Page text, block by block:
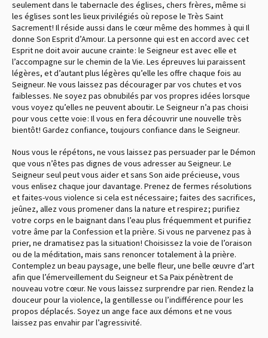
seulement dans le tabernacle des églises, chers frères, même si
les églises sont les lieux privilégiés où repose le Très Saint
Sacrement ! Il réside aussi dans le cœur même des hommes à qui Il
donne Son Esprit d’Amour. La personne qui est en accord avec cet
Esprit ne doit avoir aucune crainte : le Seigneur est avec elle et
l’accompagne sur le chemin de la Vie. Les épreuves lui paraissent
légères, et d’autant plus légères qu’elle les offre chaque fois au
Seigneur. Ne vous laissez pas décourager par vos chutes et vos
faiblesses. Ne soyez pas obnubilés par vos propres idées lorsque
vous voyez qu’elles ne peuvent aboutir. Le Seigneur n’a pas choisi
pour vous cette voie : Il vous en fera découvrir une nouvelle très
bientôt ! Gardez confiance, toujours confiance dans le Seigneur.
Nous vous le répétons, ne vous laissez pas persuader par le Démon
que vous n’êtes pas dignes de vous adresser au Seigneur. Le
Seigneur seul peut vous aider et sans Son aide précieuse, vous
vous enlisez chaque jour davantage. Prenez de fermes résolutions
et faites-vous violence si cela est nécessaire ; faites des sacrifices,
jeûnez, allez vous promener dans la nature et respirez ; purifiez
votre corps en le baignant dans l’eau plus fréquemment et purifiez
votre âme par la Confession et la prière. Si vous ne parvenez pas à
prier, ne dramatisez pas la situation ! Choisissez la voie de l’oraison
ou de la méditation, mais sans renoncer totalement à la prière.
Contemplez un beau paysage, une belle fleur, une belle œuvre d’art
afin que l’émerveillement du Seigneur et Sa Paix pénètrent de
nouveau votre cœur. Ne vous laissez surprendre par rien. Rendez la
douceur pour la violence, la gentillesse ou l’indifférence pour les
propos déplacés. Soyez un ange face aux démons et ne vous
laissez pas envahir par l’agressivité.